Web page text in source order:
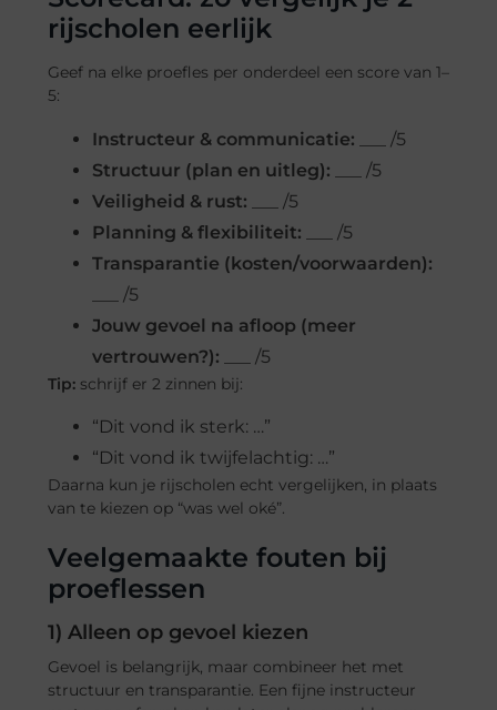
rijscholen eerlijk
Geef na elke proefles per onderdeel een score van 1–
5:
Instructeur & communicatie: ___ /5
Structuur (plan en uitleg): ___ /5
Veiligheid & rust: ___ /5
Planning & flexibiliteit: ___ /5
Transparantie (kosten/voorwaarden):
___ /5
Jouw gevoel na afloop (meer
vertrouwen?): ___ /5
Tip:schrijf er 2 zinnen bij:
“Dit vond ik sterk: …”
“Dit vond ik twijfelachtig: …”
Daarna kun je rijscholen echt vergelijken, in plaats
van te kiezen op “was wel oké”.
Veelgemaakte fouten bij
proeflessen
1) Alleen op gevoel kiezen
Gevoel is belangrijk, maar combineer het met
structuur en transparantie. Een fijne instructeur